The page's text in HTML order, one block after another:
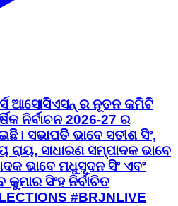
ଆସୋସିଏସନ୍ ର ନୂତନ କମିଟି
ନିର୍ବାଚନ 2026-27 ର
ସଭାପତି ଭାବେ ସତୀଶ ସିଂ,
ସାଧାରଣ ସମ୍ପାଦକ ଭାବେ
ଭାବେ ମଧୁସୂଦନ ସିଂ ଏବଂ
ସିଂହ ନିର୍ବାଚିତ
#BRJNLIVE